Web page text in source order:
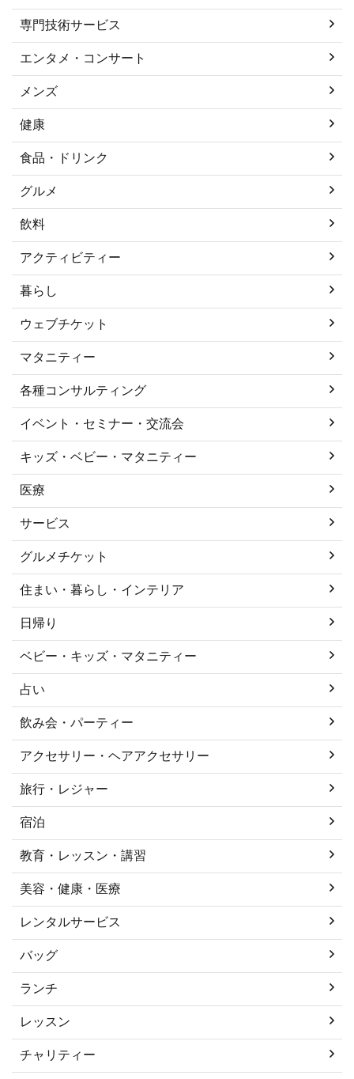
専門技術サービス
エンタメ・コンサート
メンズ
健康
食品・ドリンク
グルメ
飲料
アクティビティー
暮らし
ウェブチケット
マタニティー
各種コンサルティング
イベント・セミナー・交流会
キッズ・ベビー・マタニティー
医療
サービス
グルメチケット
住まい・暮らし・インテリア
日帰り
ベビー・キッズ・マタニティー
占い
飲み会・パーティー
アクセサリー・ヘアアクセサリー
旅行・レジャー
宿泊
教育・レッスン・講習
美容・健康・医療
レンタルサービス
バッグ
ランチ
レッスン
チャリティー